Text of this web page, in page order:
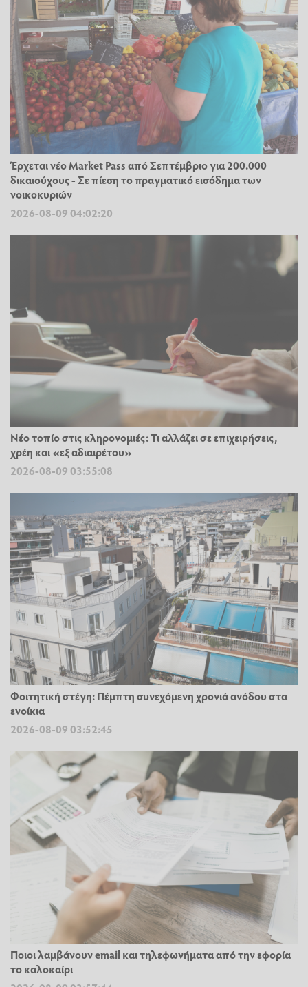
Έρχεται νέο Market Pass από Σεπτέμβριο για 200.000
δικαιούχους - Σε πίεση το πραγματικό εισόδημα των
νοικοκυριών
2026-08-09 04:02:20
Νέο τοπίο στις κληρονομιές: Τι αλλάζει σε επιχειρήσεις,
χρέη και «εξ αδιαιρέτου»
2026-08-09 03:55:08
Φοιτητική στέγη: Πέμπτη συνεχόμενη χρονιά ανόδου στα
ενοίκια
2026-08-09 03:52:45
Ποιοι λαμβάνουν email και τηλεφωνήματα από την εφορία
το καλοκαίρι